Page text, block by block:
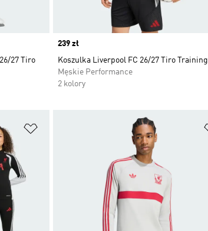
27 Tiro
Price
239 zł
Koszulka Liverpool FC 26/27 Tiro Training
Męskie Performance
2 kolory